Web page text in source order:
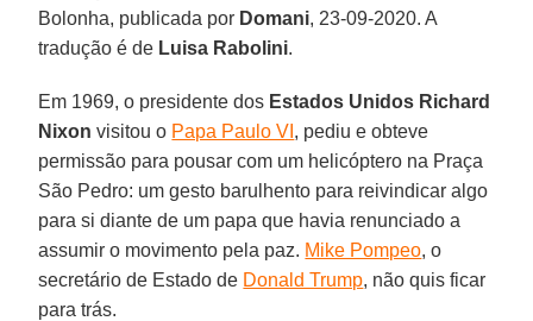
Bolonha, publicada por Domani, 23-09-2020. A
tradução é de Luisa Rabolini.
Em 1969, o presidente dos Estados Unidos Richard
Nixon visitou o Papa Paulo VI , pediu e obteve
permissão para pousar com um helicóptero na Praça
São Pedro: um gesto barulhento para reivindicar algo
para si diante de um papa que havia renunciado a
assumir o movimento pela paz. Mike Pompeo, o
secretário de Estado de Donald Trump, não quis ficar
para trás.